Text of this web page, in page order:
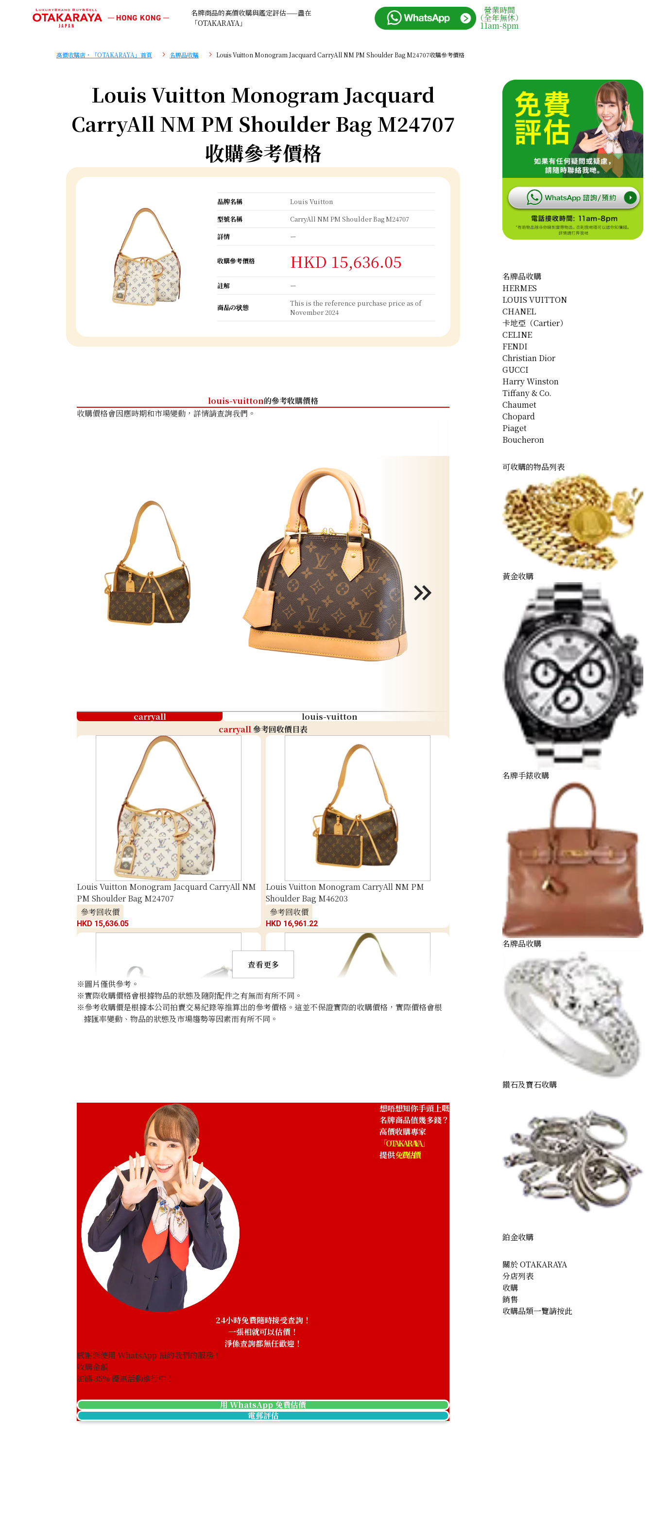
名牌商品的高價收購與鑑定評估——盡在
「OTAKARAYA」
營業時間
（全年無休）
11am-8pm
高價收購店・「OTAKARAYA」首頁 名牌品收購 Louis Vuitton Monogram Jacquard CarryAll NM PM Shoulder Bag M24707收購參考價格
Louis Vuitton Monogram Jacquard
CarryAll NM PM Shoulder Bag M24707
收購參考價格
品牌名稱
Louis Vuitton
型號名稱
CarryAll NM PM Shoulder Bag M24707
詳情
ー
收購參考價格 HKD 15,636.05
註解 ー
商品の状態
This is the reference purchase price as of
November 2024
louis-vuitton的參考收購價格
收購價格會因應時期和市場變動，詳情請查詢我們。
carryall louis-vuitton
louis-vuitton-hand-bag
carryall參考回收價目表
Louis Vuitton Monogram Jacquard CarryAll NM
PM Shoulder Bag M24707
參考回收價
HKD 15,636.05
Louis Vuitton Monogram CarryAll NM PM
Shoulder Bag M46203
參考回收價
HKD 16,961.22
Louis Vuitton Monogram Empreinte CarryAll
Zipped NM PM Shoulder Bag M46293
HKD 4,976.72
查看更多
※圖片僅供參考。
※實際收購價格會根據物品的狀態及隨附配件之有無而有所不同。
※參考收購價是根據本公司拍賣交易紀錄等推算出的參考價格。這並不保證實際的收購價格，實際價格會根
據匯率變動、物品的狀態及市場趨勢等因素而有所不同。
想唔想知你手頭上嘅
名牌商品值幾多錢？
高價收購專家
「OTAKARAYA」
提供免費估價
24小時免費隨時接受查詢！
一張相就可以估價！
淨係查詢都無任歡迎！
感謝您使用 WhatsApp 預約我們的服務！
收購金額
加碼35% 優惠活動進行中！
用 WhatsApp 免費估價
電郵評估
名牌品收購
HERMES
LOUIS VUITTON
CHANEL
卡地亞（Cartier）
CELINE
FENDI
Christian Dior
GUCCI
Harry Winston
Tiffany & Co.
Chaumet
Chopard
Piaget
Boucheron
可收購的物品列表
黃金收購
名牌手錶收購
名牌品收購
鑽石及寶石收購
鉑金收購
關於 OTAKARAYA
分店列表
收購
銷售
收購品類一覽請按此